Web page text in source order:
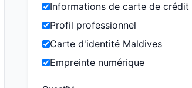
Informations de carte de crédit
Profil professionnel
Carte d'identité Maldives
Empreinte numérique